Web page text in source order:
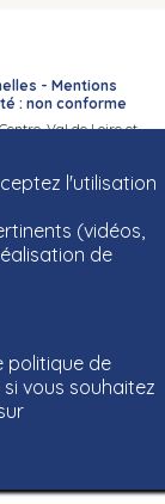
l'utilisation
(vidéos,
de
politique de
vous souhaitez
- Mentions
: non conforme
Val de Loire et